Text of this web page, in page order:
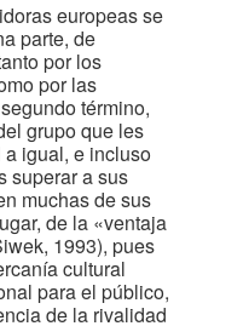
europeas se
parte, de
por los
por las
término,
grupo que les
igual, e incluso
superar a sus
muchas de sus
de la «ventaja
1993), pues
cultural
para el público,
de la rivalidad